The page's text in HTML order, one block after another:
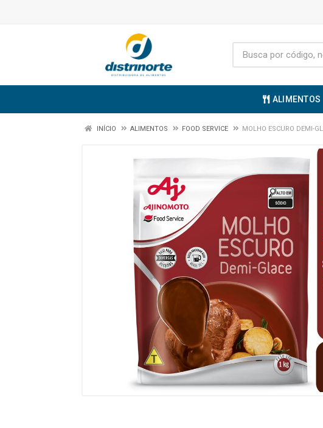
ALIMENTOS
INÍCIO ALIMENTOS FOOD SERVICE MOLHO ESCURO DEMI-